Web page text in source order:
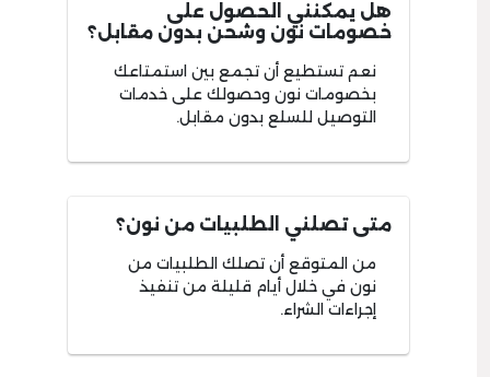
هل يمكنني الحصول على
خصومات نون وشحن بدون مقابل؟
نعم تستطيع أن تجمع بين استمتاعك
بخصومات نون وحصولك على خدمات
التوصيل للسلع بدون مقابل.
متى تصلني الطلبيات من نون؟
من المتوقع أن تصلك الطلبيات من
نون في خلال أيام قليلة من تنفيذ
إجراءات الشراء.